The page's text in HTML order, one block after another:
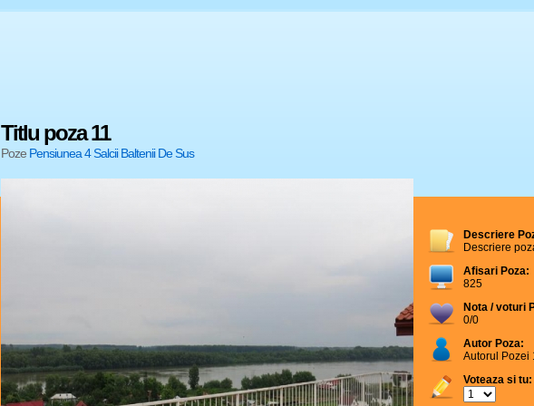
Titlu poza 11
Poze Pensiunea 4 Salcii Baltenii De Sus
Descriere
Descriere
Afisari Poza:
825
Nota / voturi
0/0
Autor Poza:
Autorul Pozei
Voteaza si tu: